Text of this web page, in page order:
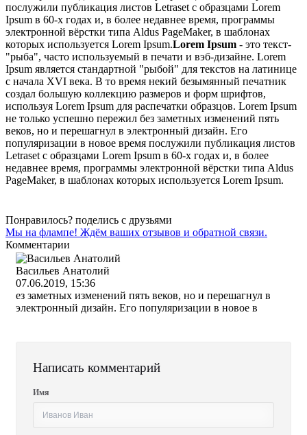
послужили публикация листов Letraset с образцами Lorem
Ipsum в 60-х годах и, в более недавнее время, программы
электронной вёрстки типа Aldus PageMaker, в шаблонах
которых используется Lorem Ipsum.Lorem Ipsum - это текст-
"рыба", часто используемый в печати и вэб-дизайне. Lorem
Ipsum является стандартной "рыбой" для текстов на латинице
с начала XVI века. В то время некий безымянный печатник
создал большую коллекцию размеров и форм шрифтов,
используя Lorem Ipsum для распечатки образцов. Lorem Ipsum
не только успешно пережил без заметных изменений пять
веков, но и перешагнул в электронный дизайн. Его
популяризации в новое время послужили публикация листов
Letraset с образцами Lorem Ipsum в 60-х годах и, в более
недавнее время, программы электронной вёрстки типа Aldus
PageMaker, в шаблонах которых используется Lorem Ipsum.
Понравилось? поделись с друзьями
Мы на флампе! Ждём ваших отзывов и обратной связи.
Комментарии
Васильев Анатолий
07.06.2019, 15:36
ез заметных изменений пять веков, но и перешагнул в
электронный дизайн. Его популяризации в новое в
Написать комментарий
Имя